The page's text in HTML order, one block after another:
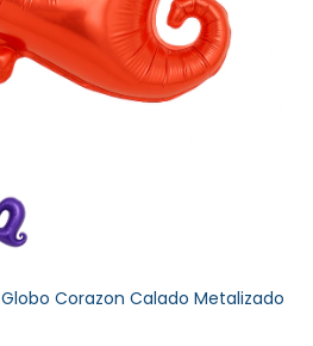
Globo Corazon Calado Metalizado